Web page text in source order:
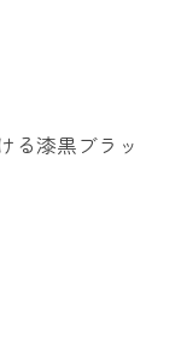
る漆黒ブラッ